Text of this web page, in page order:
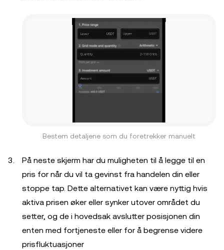
Bestem detaljene som du foretrekker manuelt
På neste skjerm har du muligheten til å legge til en
pris for når du vil ta gevinst fra handelen din eller
stoppe tap. Dette alternativet kan være nyttig hvis
aktiva prisen øker eller synker utover området du
setter, og de i hovedsak avslutter posisjonen din
enten med fortjeneste eller for å begrense videre
prisfluktuasjoner